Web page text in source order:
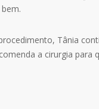
Tânia
a cirurgia para